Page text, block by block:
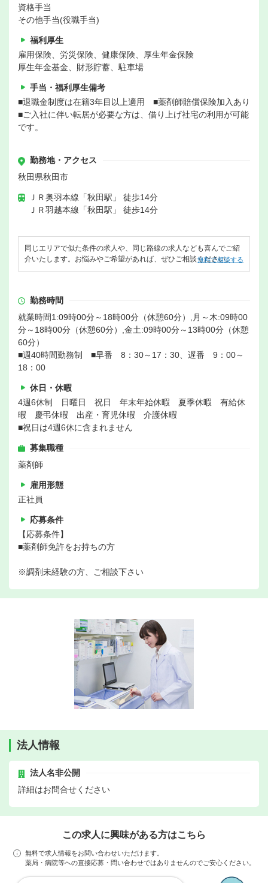
資格手当
その他手当(役職手当)
福利厚生
雇用保険、労災保険、健康保険、厚生年金保険
厚生年金基金、財形貯蓄、駐車場
手当・福利厚生備考
■退職金制度は在籍3年目以上適用 ■薬剤師賠償保険加入あり
■ご入社に伴い転居が必要な方は、借り上げ社宅の利用が可能
です。
勤務地・アクセス
秋田県秋田市
ＪＲ奥羽本線「秋田駅」 徒歩14分
ＪＲ羽越本線「秋田駅」 徒歩14分
同じエリアで似た条件の求人や、同じ路線の求人なども喜んでご紹
介いたします。お悩みやご希望があれば、ぜひご相談ください。
無料で相談する
勤務時間
就業時間1:09時00分～18時00分（休憩60分）,月～木:09時00
分～18時00分（休憩60分）,金土:09時00分～13時00分（休憩
60分）
■週40時間勤務制 ■早番 8：30～17：30、遅番 9：00～
18：00
休日・休暇
4週6休制 日曜日 祝日 年末年始休暇 夏季休暇 有給休
暇 慶弔休暇 出産・育児休暇 介護休暇
■祝日は4週6休に含まれません
募集職種
薬剤師
雇用形態
正社員
応募条件
【応募条件】
■薬剤師免許をお持ちの方
※調剤未経験の方、ご相談下さい
法人情報
法人名非公開
詳細はお問合せください
この求人に興味がある方はこちら
無料で求人情報をお問い合わせいただけます。
薬局・病院等への直接応募・問い合わせではありませんのでご安心ください。